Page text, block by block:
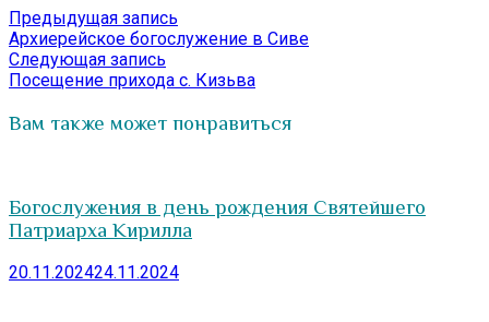
Навигация
по
записям
Предыдущая запись
запись:
Архиерейское богослужение в Сиве
Следующая запись
запись:
Посещение прихода с. Кизьва
Вам также может понравиться
Богослужения в день рождения Святейшего
Патриарха Кирилла
20.11.202424.11.2024